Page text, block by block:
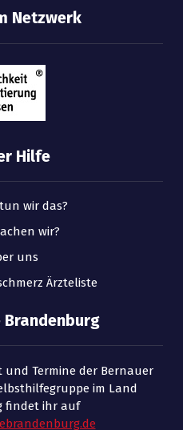
Netzwerk
Hilfe
wir das?
wir?
uns
Ärzteliste
Termine der Bernauer
im Land
findet ihr auf